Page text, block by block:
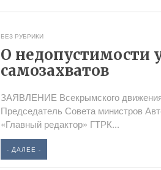
БЕЗ РУБРИКИ
О недопустимости
самозахватов
ЗАЯВЛЕНИЕ Всекрымского
Председатель Совета министров
«Главный редактор» ГТРК...
- ДАЛЕЕ -